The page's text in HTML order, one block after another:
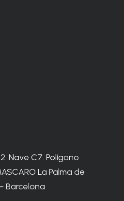
Nave C7. Polígono
La Palma de
Barcelona